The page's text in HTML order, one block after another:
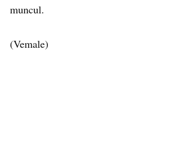
muncul.
(Vemale)